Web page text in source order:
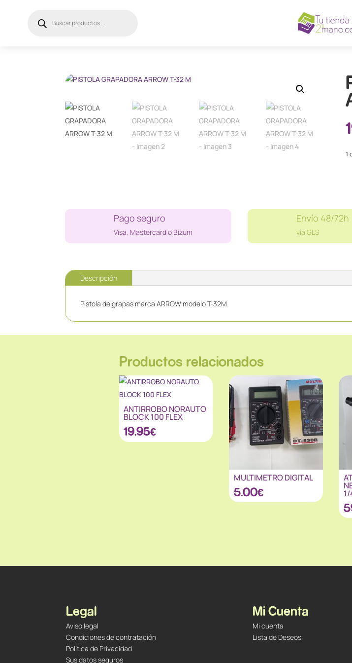
productos
1
T-
32
Pago seguro
Visa, Mastercard o Bizum
Envío 48/72h
vía GLS
Descripción
Pistola de grapas marca ARROW modelo T-32M.
Productos relacionados
ANTIRROBO NORAUTO
BLOCK 100 FLEX
19.95€
MULTIMETRO DIGITAL
5.00€ 1/
Legal
Aviso legal
Condiciones de contratación
Política de Privacidad
Sus datos seguros
Mi Cuenta
Mi cuenta
Lista de Deseos